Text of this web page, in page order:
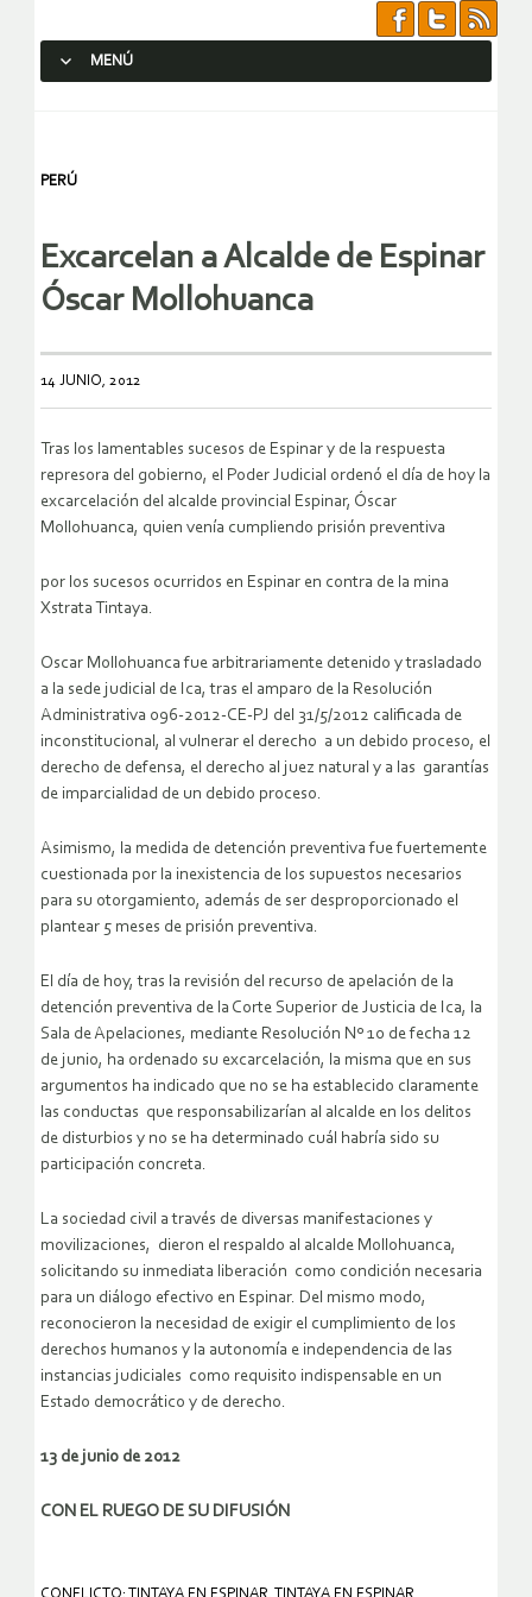
MENÚ
PERÚ
Excarcelan a Alcalde de Espinar
Óscar Mollohuanca
14 JUNIO, 2012
Tras los lamentables sucesos de Espinar y de la respuesta
represora del gobierno, el Poder Judicial ordenó el día de hoy la
excarcelación del alcalde provincial Espinar, Óscar
Mollohuanca, quien venía cumpliendo prisión preventiva
por los sucesos ocurridos en Espinar en contra de la mina
Xstrata Tintaya.
Oscar Mollohuanca fue arbitrariamente detenido y trasladado
a la sede judicial de Ica, tras el amparo de la Resolución
Administrativa 096-2012-CE-PJ del 31/5/2012 calificada de
inconstitucional, al vulnerar el derecho a un debido proceso, el
derecho de defensa, el derecho al juez natural y a las garantías
de imparcialidad de un debido proceso.
Asimismo, la medida de detención preventiva fue fuertemente
cuestionada por la inexistencia de los supuestos necesarios
para su otorgamiento, además de ser desproporcionado el
plantear 5 meses de prisión preventiva.
El día de hoy, tras la revisión del recurso de apelación de la
detención preventiva de la Corte Superior de Justicia de Ica, la
Sala de Apelaciones, mediante Resolución Nº 10 de fecha 12
de junio, ha ordenado su excarcelación, la misma que en sus
argumentos ha indicado que no se ha establecido claramente
las conductas que responsabilizarían al alcalde en los delitos
de disturbios y no se ha determinado cuál habría sido su
participación concreta.
La sociedad civil a través de diversas manifestaciones y
movilizaciones, dieron el respaldo al alcalde Mollohuanca,
solicitando su inmediata liberación como condición necesaria
para un diálogo efectivo en Espinar. Del mismo modo,
reconocieron la necesidad de exigir el cumplimiento de los
derechos humanos y la autonomía e independencia de las
instancias judiciales como requisito indispensable en un
Estado democrático y de derecho.
13 de junio de 2012
CON EL RUEGO DE SU DIFUSIÓN